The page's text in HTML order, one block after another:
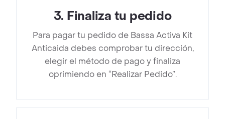
3. Finaliza tu pedido
Para pagar tu pedido de Bassa Activa Kit
Anticaida debes comprobar tu dirección,
elegir el método de pago y finaliza
oprimiendo en “Realizar Pedido”.